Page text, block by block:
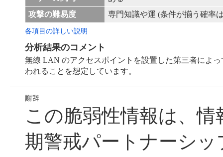
攻撃の難易度
専門知識や運 (条件が揃う確率
各項目の詳しい説明
分析結果のコメント
無線 LAN のアクセスポイントを設置した第三者によっ
われることを想定しています。
この脆弱性情報は、
期警戒パートナーシ